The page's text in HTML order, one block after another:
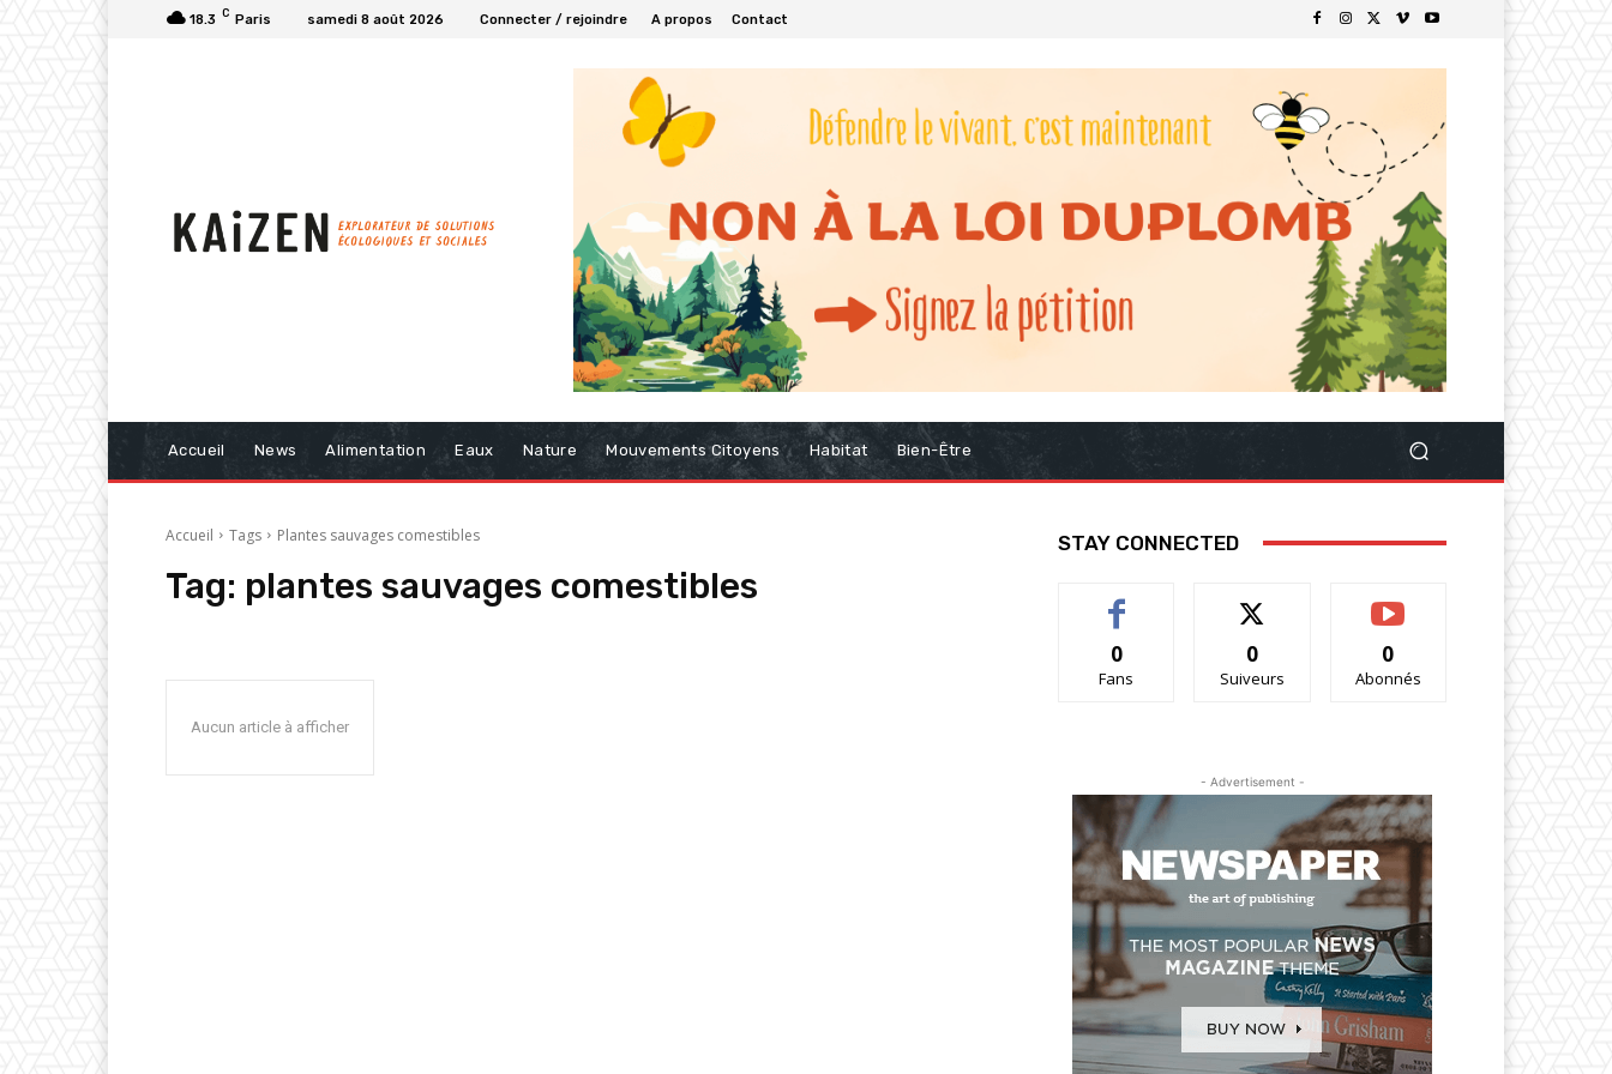
18.3 C Paris samedi 8 août 2026 Connecter / rejoindre A propos Contact
Accueil News Alimentation Eaux Nature Mouvements Citoyens Habitat Bien-Être
Accueil Tags Plantes sauvages comestibles
Tag: plantes sauvages comestibles
Aucun article à afficher
STAY CONNECTED
0
Fans
0
Suiveurs
0
Abonnés
- Advertisement -